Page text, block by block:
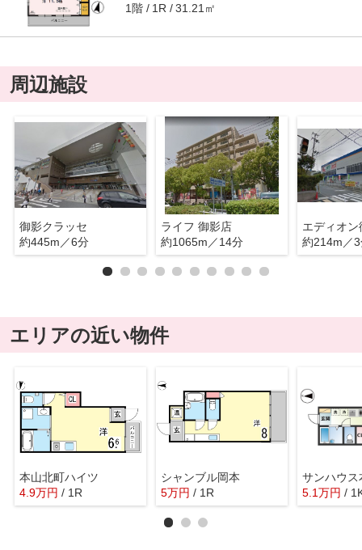
1階 1R 31.21㎡
周辺施設
御影クラッセ
約445m／6分
ライフ 御影店
約1065m／14分
エディオン
約214m／
エリアの近い物件
本山北町ハイツ
4.9万円 / 1R
シャンブル岡本
5万円 / 1R
サンハウス
5.1万円 /